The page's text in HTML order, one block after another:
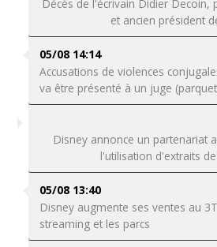
Décès de l'écrivain Didier Decoin,
et ancien président
05/08 14:14
Accusations de violences
va être présenté à un juge
Disney annonce un partenariat
l'utilisation d'extraits
05/08 13:40
Disney augmente ses ventes au
streaming et les parcs